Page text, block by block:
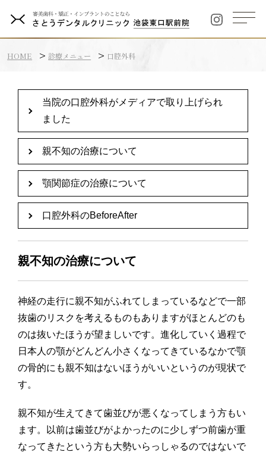
HOME 診療メニュー 口腔外科
当院の口腔外科がメディアで取り上げられ
ました
親不知の治療について
顎関節症の治療について
口腔外科のBeforeAfter
親不知の治療について
神経の走行に親不知がふれてしまっているなどで一部
抜歯のリスクを考えるものもありますがほとんどのも
のは抜いたほうが望ましいです。進化していく過程で
日本人の顎がどんどん小さくなってきているなかで顎
の骨的にも親不知はないほうがいいというのが現状で
す。
親不知が生えてきて歯並びが悪くなってしまう方もい
ます。以前は歯並びがよかったのに少しずつ前歯が重
なってきたという方も大勢いらっしゃるのではないで